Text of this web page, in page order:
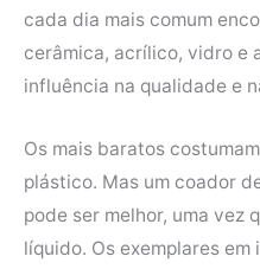
cada dia mais comum
cerâmica, acrílico, vidro e
influência na qualidade e
Os mais baratos
plástico. Mas um coador
pode ser melhor, uma vez
líquido. Os exemplares